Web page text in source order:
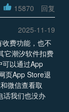
15870 回复
2025-11-19
费功能，也不
它潮汐软件扣费
可以通过App
页App Store退
微信查看取
话我们也没办